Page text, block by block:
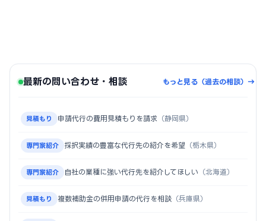
最新の問い合わせ・相談 もっと見る（過去の相談）→
見積もり 申請代行の費用見積もりを請求 （静岡県）
専門家紹介 採択実績の豊富な代行先の紹介を希望 （栃木県）
専門家紹介 自社の業種に強い代行先を紹介してほしい （北海道）
見積もり 複数補助金の併用申請の代行を相談 （兵庫県）